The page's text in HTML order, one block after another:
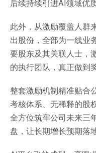
后续持续引进AI领域优
此外，从激励覆盖人群
出股份，全部为一线业
要股东及其关联人士，
的执行团队，真正做到
整套激励机制精准贴合
考核体系、无稀释的股
全方位筑牢公司未来三
盘，让长期增长预期落